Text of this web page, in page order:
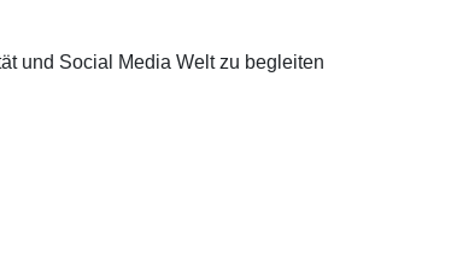
und Social Media Welt zu begleiten